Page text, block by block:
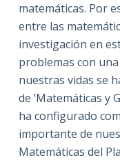
matemáticas. Por
entre las
investigación en
problemas con
nuestras vidas se
de ‘Matemáticas y
ha configurado
importante de
Matemáticas del